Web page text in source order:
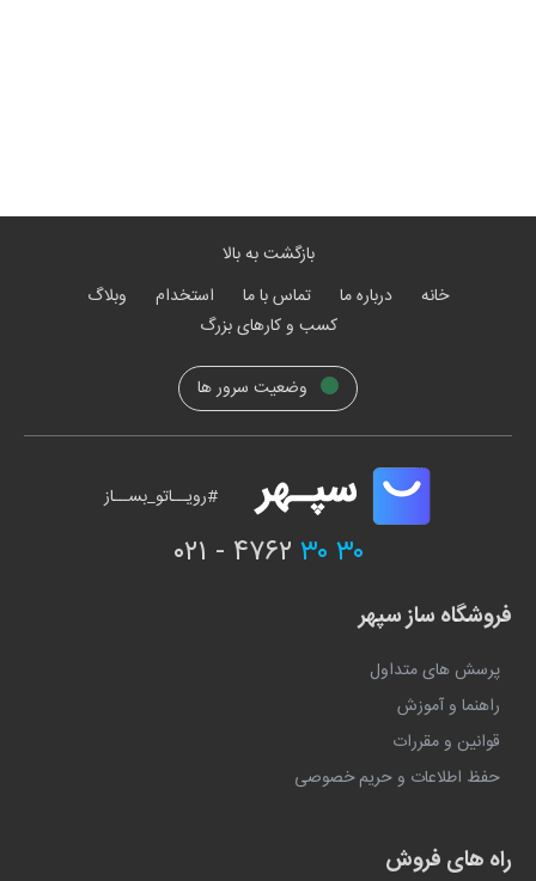
خانه درباره ما تماس با ما استخدام
وبلاگ
کسب و کارهای بزرگ
وضعیت سرور ها
بازگشت به بالا
#رویــاتو_بســاز
۰۲۱ - ۴۷۶۲ ۳۰ ۳۰
فروشگاه ساز سپهر
پرسش های متداول
راهنما و آموزش
قوانین و مقررات
حفظ اطلاعات و حریم خصوصی
راه های فروش